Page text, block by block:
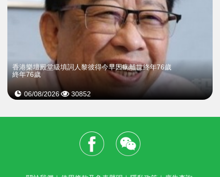
​香港樂壇殿堂級填詞人黎彼得今早因病離世終年76歲
終年76歲
06/08/2026 30852